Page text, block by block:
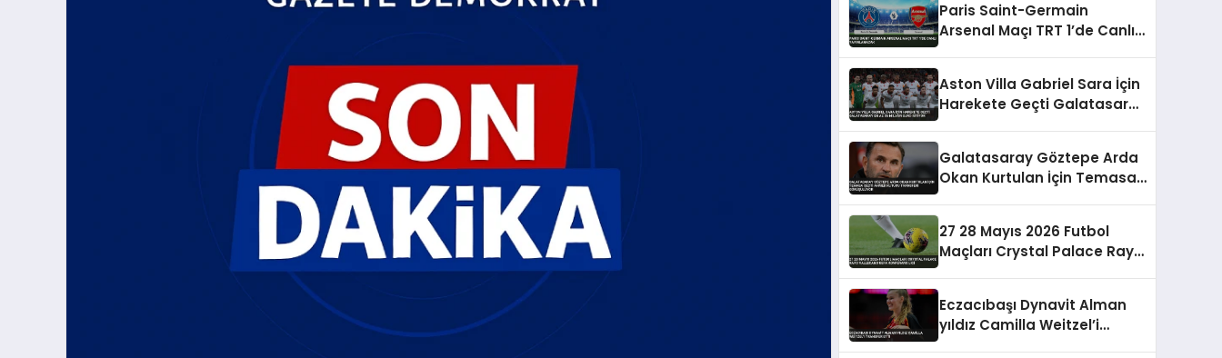
Paris Saint-Germain
Arsenal Maçı TRT 1’de Canlı
Aston Villa Gabriel Sara İçin
Harekete Geçti Galatasaray
Galatasaray Göztepe Arda
Okan Kurtulan İçin Temasa
27 28 Mayıs 2026 Futbol
Maçları Crystal Palace Rayo
Eczacıbaşı Dynavit Alman
yıldız Camilla Weitzel’i